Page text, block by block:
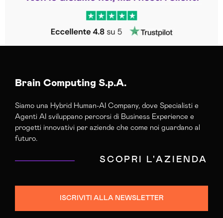
Brain Computing S.p.A.
Siamo una Hybrid Human-AI Company, dove Specialisti e
Agenti AI sviluppano percorsi di Business Experience e
progetti innovativi per aziende che come noi guardano al
futuro.
SCOPRI L'AZIENDA
ISCRIVITI ALLA NEWSLETTER